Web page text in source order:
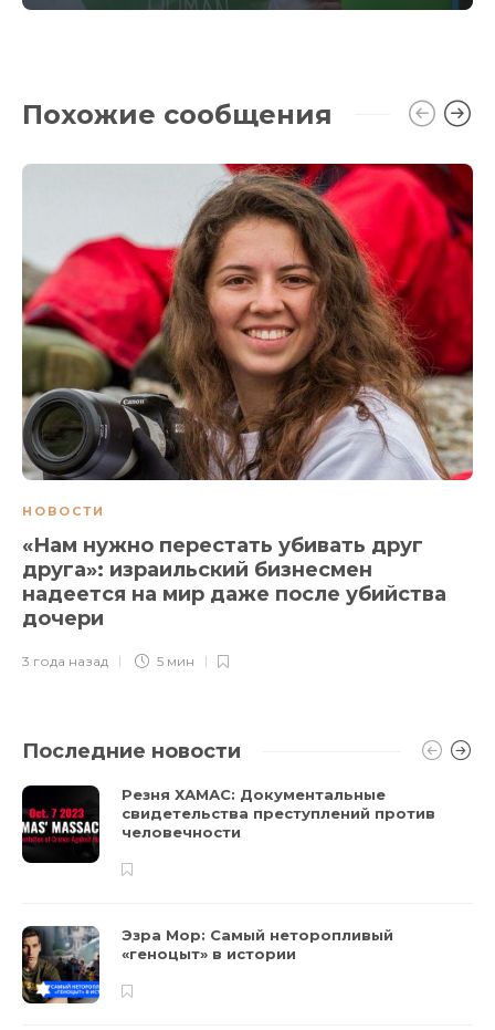
Похожие сообщения
НОВОСТИ
«Нам нужно перестать убивать друг
друга»: израильский бизнесмен
надеется на мир даже после убийства
дочери
3 года назад 5 мин
Последние новости
Резня ХАМАС: Документальные
свидетельства преступлений против
человечности
Эзра Мор: Самый неторопливый
«геноцыт» в истории